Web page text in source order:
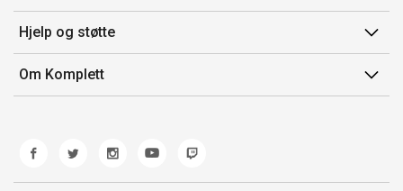
Ordreoversikt
Flex
Komplett Club
Salgsbetingelser
Medlemsvilkår for Komplett Club
Merker/produsent
Hjelp og støtte
Kontakt oss
Kundeservice
Retur
Reklamasjon og garanti
Om Komplett